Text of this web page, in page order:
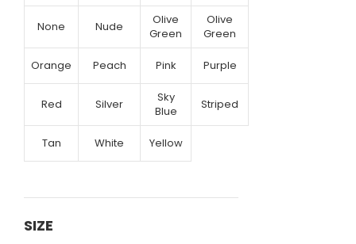
None Nude
Olive
Green
Olive
Green
Orange Peach Pink Purple
Red Silver
Sky
Blue
Striped
Tan White Yellow
SIZE